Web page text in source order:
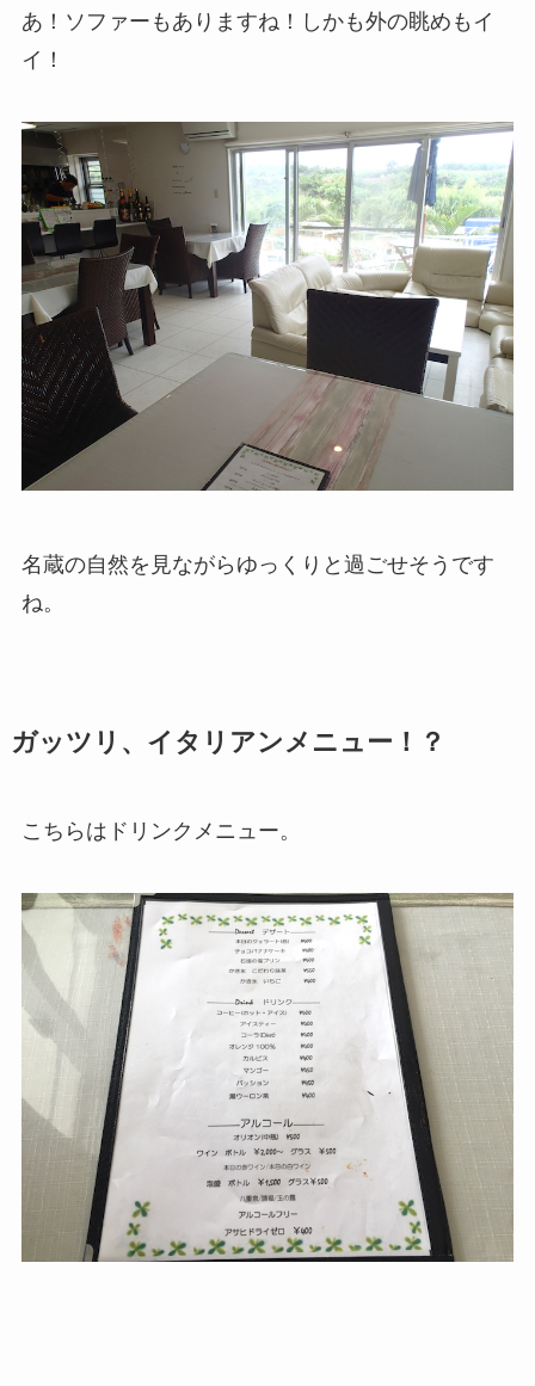
あ！ソファーもありますね！しかも外の眺めもイ
イ！
名蔵の自然を見ながらゆっくりと過ごせそうです
ね。
ガッツリ、イタリアンメニュー！？
こちらはドリンクメニュー。